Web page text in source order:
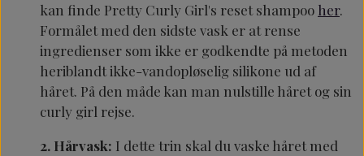
kan finde Pretty Curly Girl's reset shampoo her.
Formålet med den sidste vask er at rense
ingredienser som ikke er godkendte på metoden
heriblandt ikke-vandopløselig silikone ud af
håret. På den måde kan man nulstille håret og sin
curly girl rejse.
2. Hårvask: I dette trin skal du vaske håret med